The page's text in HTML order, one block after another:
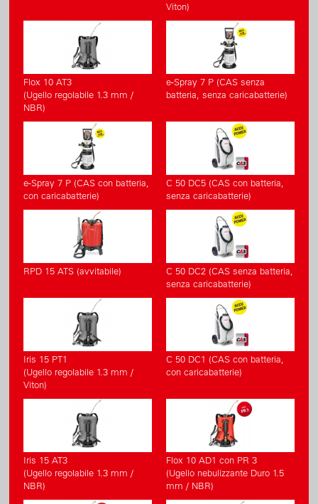
Viton)
Flox 10 AT3
(Ugello regolabile 1.3 mm /
NBR)
e-Spray 7 P (CAS senza
batteria, senza caricabatterie)
e-Spray 7 P (CAS con batteria,
con caricabatterie)
C 50 DC5 (CAS con batteria,
senza caricabatterie)
RPD 15 ATS (avvitabile)
C 50 DC2 (CAS senza batteria,
senza caricabatterie)
Iris 15 PT1
(Ugello regolabile 1.3 mm /
Viton)
C 50 DC1 (CAS con batteria,
con caricabatterie)
Iris 15 AT3
(Ugello regolabile 1.3 mm /
NBR)
Flox 10 AD1 con PR 3
(Ugello nebulizzante Duro 1.5
mm / NBR)